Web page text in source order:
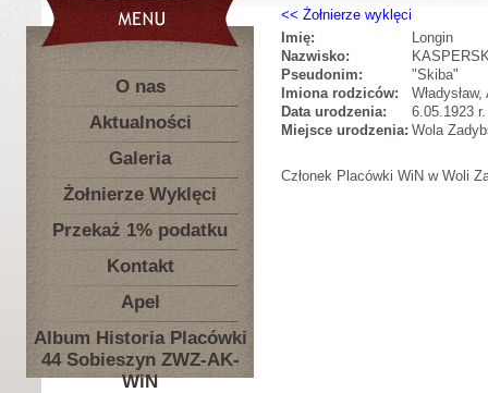
O nas
Aktualności
Galeria
Żołnierze Wyklęci
Przekaż 1% podatku
Kontakt
Apel
Album Historia Placówki
44 Sobieszyn ZWZ-AK-
WiN
Żołnierze wyklęci
Imię:
Longin
Nazwisko:
Pseudonim:
"Skiba"
Imiona rodziców:
Data urodzenia:
6.05.1923 r.
Miejsce urodzenia: Wola
Członek Placówki WiN w Woli